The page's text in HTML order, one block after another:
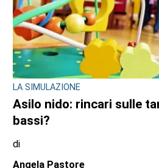
BORGARO TORINESE
Casa della Salute in